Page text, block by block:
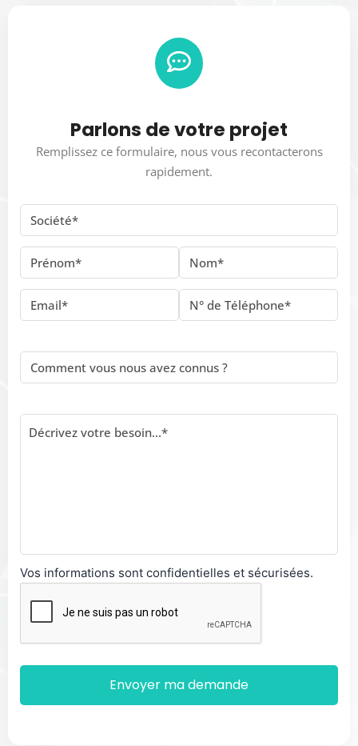
Parlons de votre projet
Remplissez ce formulaire, nous vous recontacterons
rapidement.
Vos informations sont confidentielles et sécurisées.